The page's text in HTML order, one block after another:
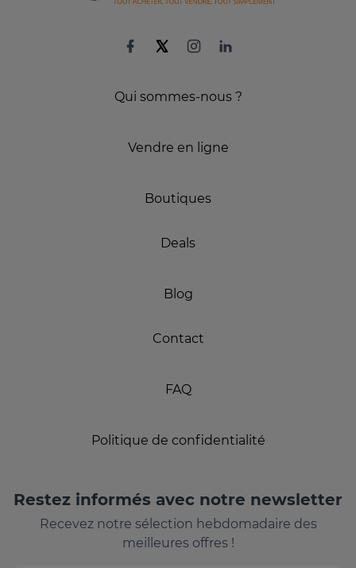
Qui sommes-nous ?
Vendre en ligne
Boutiques
Deals
Blog
Contact
FAQ
Politique de confidentialité
Restez informés avec notre newsletter
Recevez notre sélection hebdomadaire des
meilleures offres !